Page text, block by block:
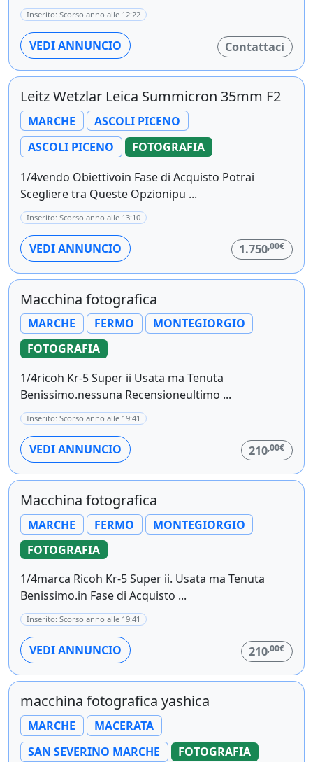
Inserito: Scorso anno alle 12:22
VEDI ANNUNCIO Contattaci
Leitz Wetzlar Leica Summicron 35mm F2
MARCHE
ASCOLI PICENO
ASCOLI PICENO
FOTOGRAFIA
1/4vendo Obiettivoin Fase di Acquisto Potrai
Scegliere tra Queste Opzionipu ...
Inserito: Scorso anno alle 13:10
VEDI ANNUNCIO 1.750,00€
Macchina fotografica
MARCHE FERMO
MONTEGIORGIO
FOTOGRAFIA
1/4ricoh Kr-5 Super ii Usata ma Tenuta
Benissimo.nessuna Recensioneultimo ...
Inserito: Scorso anno alle 19:41
VEDI ANNUNCIO 210,00€
Macchina fotografica
MARCHE FERMO
MONTEGIORGIO
FOTOGRAFIA
1/4marca Ricoh Kr-5 Super ii. Usata ma Tenuta
Benissimo.in Fase di Acquisto ...
Inserito: Scorso anno alle 19:41
VEDI ANNUNCIO 210,00€
macchina fotografica yashica
MARCHE
MACERATA
SAN SEVERINO MARCHE
FOTOGRAFIA